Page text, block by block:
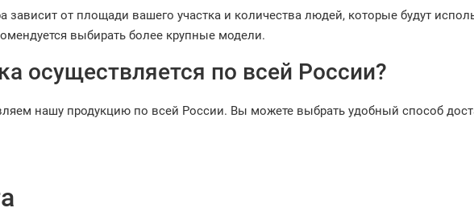
зависит от площади вашего участка и количества людей, которые будут
выбирать более крупные модели.
осуществляется по всей России?
нашу продукцию по всей России. Вы можете выбрать удобный способ